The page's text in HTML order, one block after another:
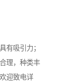
有吸引力；
理，种类丰
迎致电详